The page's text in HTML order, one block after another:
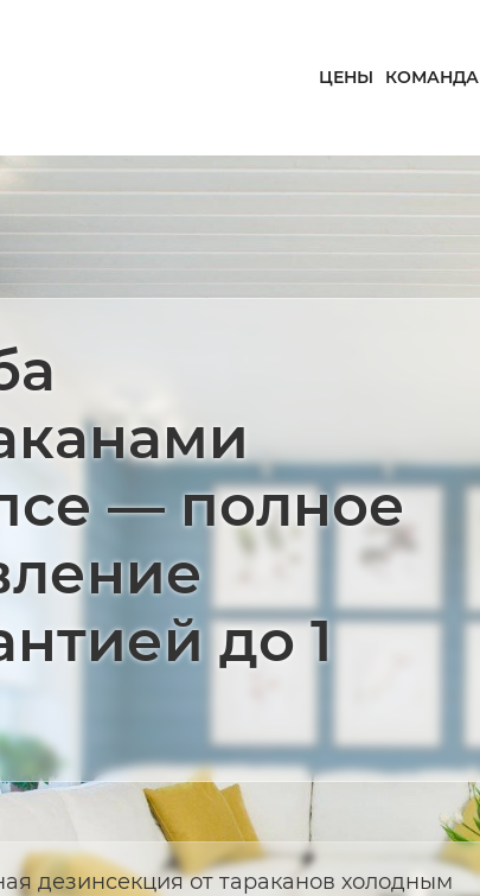
ЦЕНЫ КОМАНДА
— полное
до 1
дезинсекция от тараканов холодным